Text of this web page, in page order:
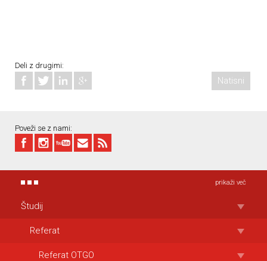
Deli z drugimi:
Natisni
Poveži se z nami:
prikaži več
Študij
Referat
Referat OTGO